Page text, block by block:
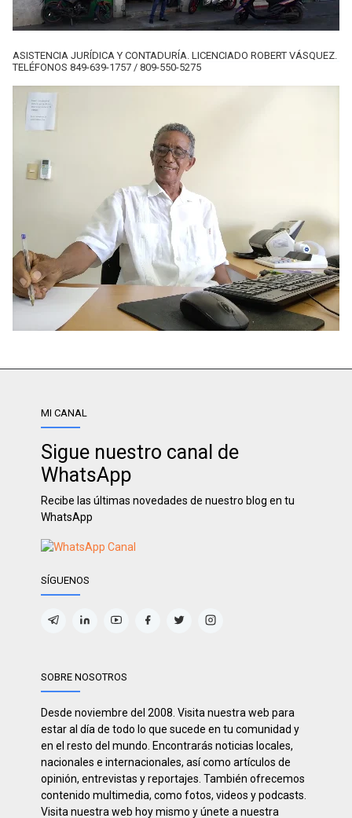
ASISTENCIA JURÍDICA Y CONTADURÍA. LICENCIADO ROBERT VÁSQUEZ.
TELÉFONOS 849-639-1757 / 809-550-5275
MI CANAL
Sigue nuestro canal de
WhatsApp
Recibe las últimas novedades de nuestro blog en tu
WhatsApp
SÍGUENOS
SOBRE NOSOTROS
Desde noviembre del 2008. Visita nuestra web para
estar al día de todo lo que sucede en tu comunidad y
en el resto del mundo. Encontrarás noticias locales,
nacionales e internacionales, así como artículos de
opinión, entrevistas y reportajes. También ofrecemos
contenido multimedia, como fotos, videos y podcasts.
Visita nuestra web hoy mismo y únete a nuestra